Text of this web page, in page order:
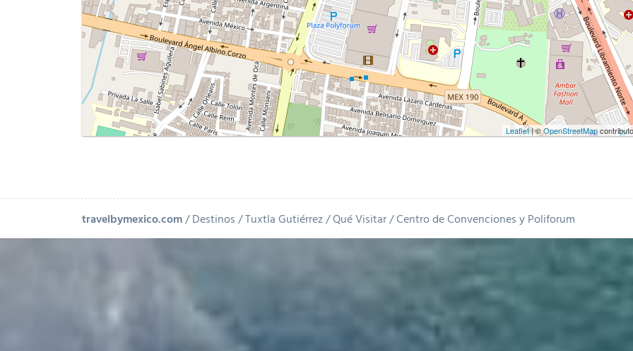
Leaflet| ©OpenStreetMap
travelbymexico.com Destinos Tuxtla Gutiérrez Qué Visitar Centro de Convenciones y Poliforum